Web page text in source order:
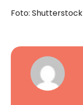
Foto: Shutterstock